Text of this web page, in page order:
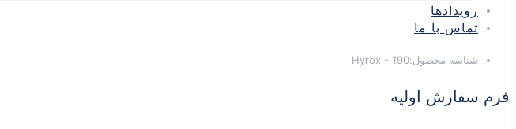
رویدادها
تماس با ما
شناسه محصول:Hyrox - 190
فرم سفارش اولیه